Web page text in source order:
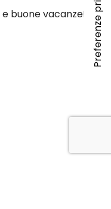
buone vacanze!